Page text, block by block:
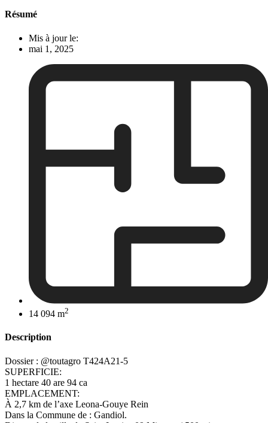
Résumé
Mis à jour le:
mai 1, 2025
14 094 m2
Description
Dossier : @toutagro T424A21-5
SUPERFICIE:
1 hectare 40 are 94 ca
EMPLACEMENT:
À 2,7 km de l’axe Leona-Gouye Rein
Dans la Commune de : Gandiol.